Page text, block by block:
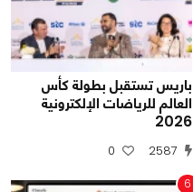
باريس تستقبل بطولة كأس
العالم للرياضات الإلكترونية
2026
2587
0
6